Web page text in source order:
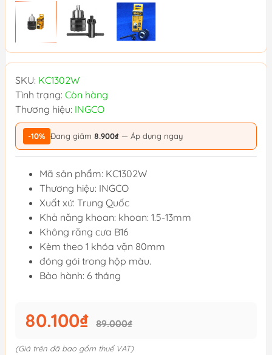
SKU: KC1302W
Tình trạng: Còn hàng
Thương hiệu: INGCO
-10% Đang giảm 8.900₫ — Áp dụng ngay
Mã sản phẩm: KC1302W
Thương hiệu: INGCO
Xuất xứ: Trung Quốc
Khả năng khoan: khoan: 1.5-13mm
Không răng cưa B16
Kèm theo 1 khóa vặn 80mm
đóng gói trong hộp màu.
Bảo hành: 6 tháng
80.100₫ 89.000₫
(Giá trên đã bao gồm thuế VAT)